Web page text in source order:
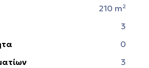
210 m²
3
0
3